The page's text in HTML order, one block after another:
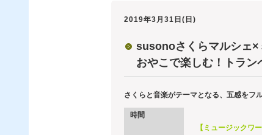
2019年3月31日(日)
susonoさくらマルシェ×
おやこで楽しむ！トラン
さくらと音楽がテーマとなる、五感をフ
時間
【ミュージックワー